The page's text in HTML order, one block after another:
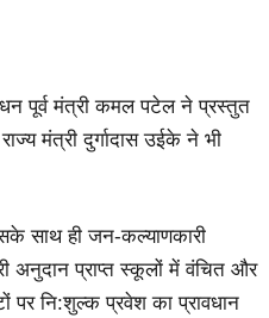
पूर्व मंत्री कमल पटेल ने प्रस्तुत
मंत्री दुर्गादास उईके ने भी
साथ ही जन-कल्याणकारी
अनुदान प्राप्त स्कूलों में वंचित और
पर नि:शुल्क प्रवेश का प्रावधान